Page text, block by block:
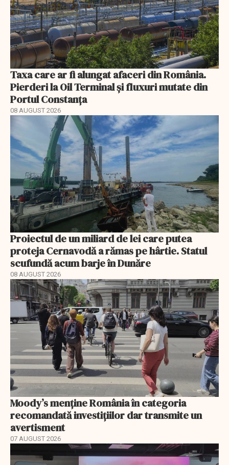
Taxa care ar fi alungat afaceri din România.
Pierderi la Oil Terminal și fluxuri mutate din
Portul Constanța
08 AUGUST 2026
Proiectul de un miliard de lei care putea
proteja Cernavodă a rămas pe hârtie. Statul
scufundă acum barje în Dunăre
08 AUGUST 2026
Moody’s menține România în categoria
recomandată investițiilor dar transmite un
avertisment
07 AUGUST 2026